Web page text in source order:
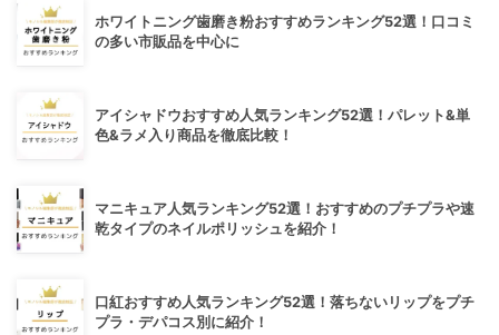
ホワイトニング歯磨き粉おすすめランキング52選！口コミ
の多い市販品を中心に
アイシャドウおすすめ人気ランキング52選！パレット&単
色&ラメ入り商品を徹底比較！
マニキュア人気ランキング52選！おすすめのプチプラや速
乾タイプのネイルポリッシュを紹介！
口紅おすすめ人気ランキング52選！落ちないリップをプチ
プラ・デパコス別に紹介！